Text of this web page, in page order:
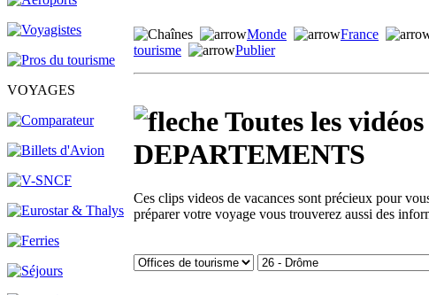
VOYAGES
Monde France
tourisme
Publier
Toutes les
DEPARTEMENTS
Ces clips videos de vacances sont précieux pour
préparer votre voyage vous trouverez aussi des